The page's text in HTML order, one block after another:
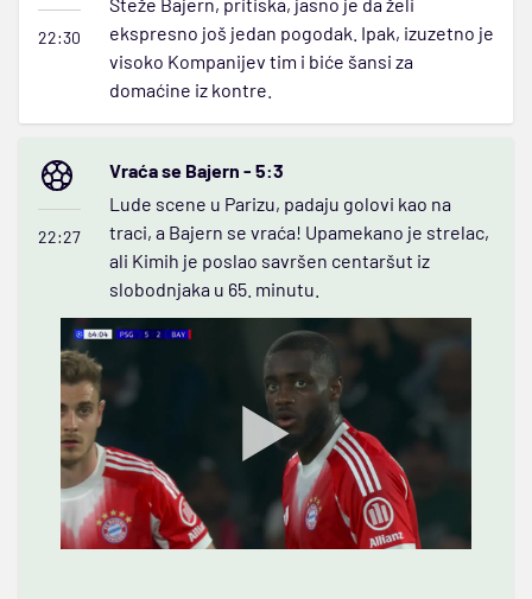
22:30
ekspresno još jedan pogodak. Ipak, izuzetno je
visoko Kompanijev tim i biće šansi za
domaćine iz kontre.
22:27
Vraća se Bajern - 5:3
Lude scene u Parizu, padaju golovi kao na
traci, a Bajern se vraća! Upamekano je strelac,
ali Kimih je poslao savršen centaršut iz
slobodnjaka u 65. minutu.